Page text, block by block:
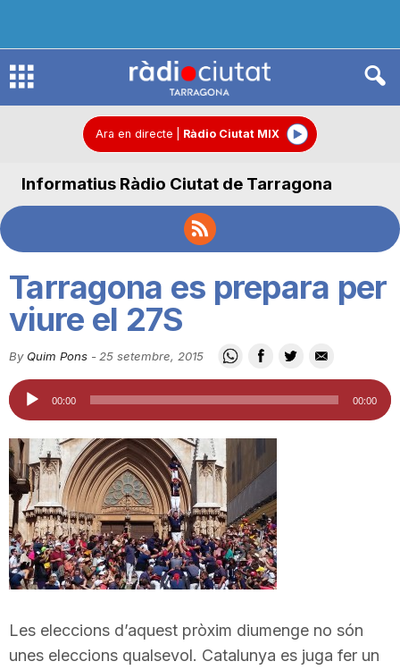
R
d
o
C
i
u
t
a
t
Ara en directe Ràdio Ciutat MIX
Informatius Ràdio Ciutat de Tarragona
Tarragona es prepara per
viure el 27S
By Quim Pons - 25 setembre, 2015
Reproductor
d'àudio
00:00 00:00
Les eleccions d’aquest pròxim diumenge no són
unes eleccions qualsevol. Catalunya es juga fer un